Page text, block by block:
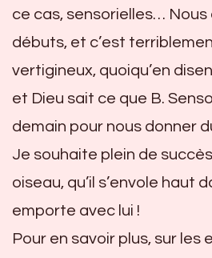
ce cas, sensorielles… Nous
débuts, et c’est
vertigineux, quoiqu’en
et Dieu sait ce que B.
demain pour nous donner
Je souhaite plein de
oiseau, qu’il s’envole haut
emporte avec lui !
Pour en savoir plus, sur les